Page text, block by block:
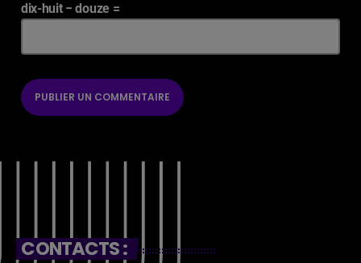
dix-huit − douze =
CONTACTS :